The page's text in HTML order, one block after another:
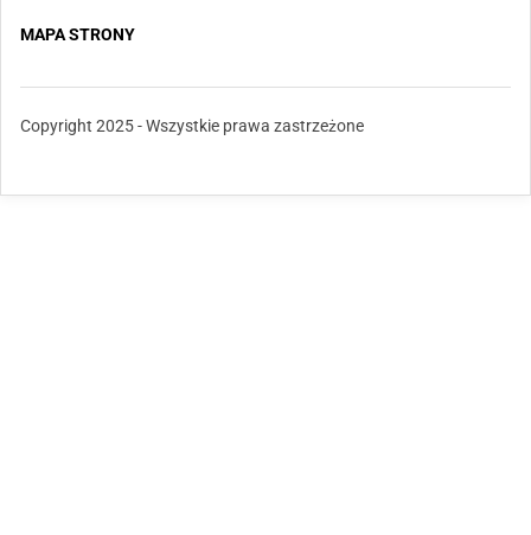
MAPA STRONY
Copyright 2025 - Wszystkie prawa zastrzeżone